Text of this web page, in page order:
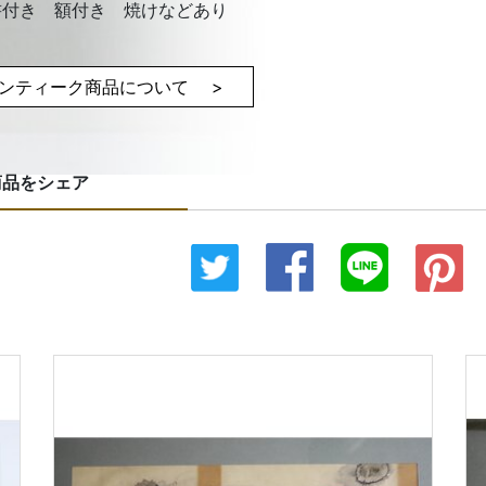
付き 額付き 焼けなどあり
ティーク商品について >
をシェア